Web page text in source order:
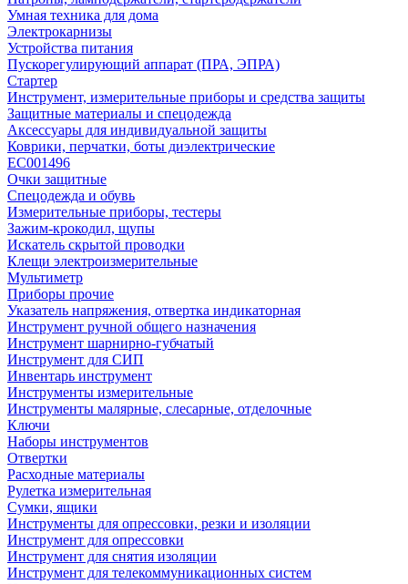
Умная техника для дома
Электрокарнизы
Устройства питания
Пускорегулирующий аппарат (ПРА, ЭПРА)
Стартер
Инструмент, измерительные приборы и средства защиты
Защитные материалы и спецодежда
Аксессуары для индивидуальной защиты
Коврики, перчатки, боты диэлектрические
EC001496
Очки защитные
Спецодежда и обувь
Измерительные приборы, тестеры
Зажим-крокодил, щупы
Искатель скрытой проводки
Клещи электроизмерительные
Мультиметр
Приборы прочие
Указатель напряжения, отвертка индикаторная
Инструмент ручной общего назначения
Инструмент шарнирно-губчатый
Инструмент для СИП
Инвентарь инструмент
Инструменты измерительные
Инструменты малярные, слесарные, отделочные
Ключи
Наборы инструментов
Отвертки
Расходные материалы
Рулетка измерительная
Сумки, ящики
Инструменты для опрессовки, резки и изоляции
Инструмент для опрессовки
Инструмент для снятия изоляции
Инструмент для телекоммуникационных систем